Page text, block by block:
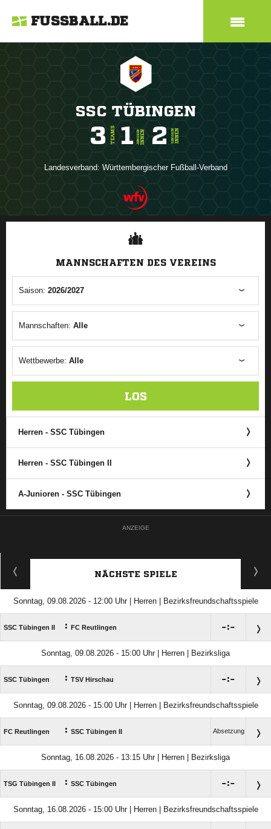
FUSSBALL.DE
SSC TÜBINGEN
3 TEAMS 1 JUNIORENINNEN 2 SENIORENINNEN
Landesverband: Württembergischer Fußball-Verband
ANZEIGE
MANNSCHAFTEN DES VEREINS
Saison: 2026/2027
Mannschaften: Alle
Wettbewerbe: Alle
LOS
Herren - SSC Tübingen
Herren - SSC Tübingen II
A-Junioren - SSC Tübingen
ANZEIGE
NÄCHSTE SPIELE
Sonntag, 09.08.2026 - 12:00 Uhr | Herren | Bezirksfreundschaftsspiele
SSC Tübingen II : FC Reutlingen :
Sonntag, 09.08.2026 - 15:00 Uhr | Herren | Bezirksliga
SSC Tübingen : TSV Hirschau :
Sonntag, 09.08.2026 - 15:00 Uhr | Herren | Bezirksfreundschaftsspiele
FC Reutlingen : SSC Tübingen II Absetzung
Sonntag, 16.08.2026 - 13:15 Uhr | Herren | Bezirksliga
TSG Tübingen II : SSC Tübingen :
Sonntag, 16.08.2026 - 15:00 Uhr | Herren | Bezirksfreundschaftsspiele